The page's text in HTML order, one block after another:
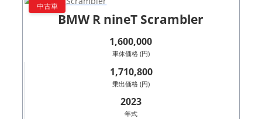
中古車
BMW R nineT Scrambler
1,600,000
車体価格 (円)
1,710,800
乗出価格 (円)
2023
年式